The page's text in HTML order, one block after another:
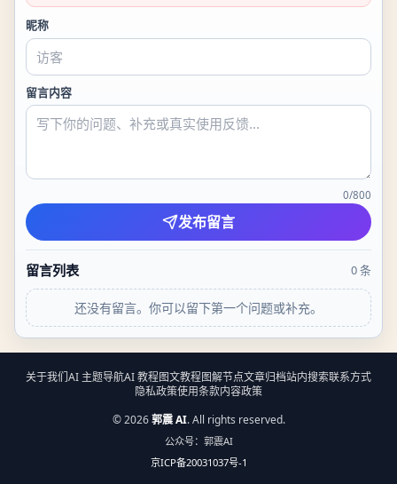
昵称
留言内容
0/800
发布留言
留言列表 0条
还没有留言。你可以留下第一个问题或补充。
关于我们AI 主题导航AI 教程图文教程图解节点文章归档站内搜索联系方式
隐私政策使用条款内容政策
©2026 郭震 AI. All rights reserved.
公众号：郭震AI
京ICP备20031037号-1